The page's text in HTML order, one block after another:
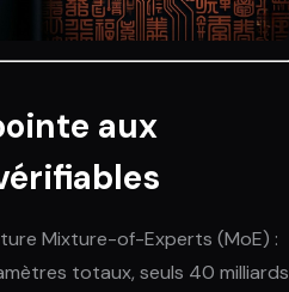
aux
Mixture-of-Experts (MoE) :
totaux, seuls 40 milliards